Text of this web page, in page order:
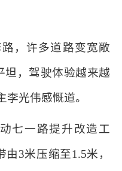
，许多道路变宽敞
坦，驾驶体验越来越
光伟感慨道。
七一路提升改造工
3米压缩至1.5米，